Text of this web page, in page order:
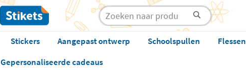
Stickers Aangepast ontwerp Schoolspullen Flessen
Gepersonaliseerde cadeaus